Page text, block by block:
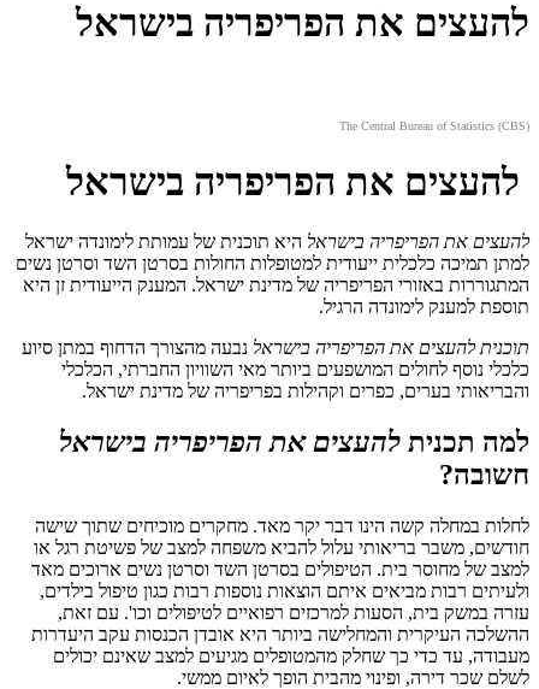
להעצים את הפריפריה בישראל
The Central Bureau of Statistics (CBS)
להעצים את הפריפריה בישראל
להעצים את הפריפריה בישראל היא תוכנית של עמותת לימונדה ישראל
למתן תמיכה כלכלית ייעודית למטופלות החולות בסרטן השד וסרטן נשים
המתגוררות באזורי הפריפריה של מדינת ישראל. המענק הייעודית זן היא
תוספת למענק לימונדה הרגיל.
תוכנית להעצים את הפריפריה בישראל נבעה מהצורך הדחוף במתן סיוע
כלכלי נוסף לחולים המושפעים ביותר מאי השוויון החברתי, הכלכלי
והבריאותי בערים, כפרים וקהילות בפריפריה של מדינת ישראל.
למה תכנית להעצים את הפריפריה בישראל
חשובה?
לחלות במחלה קשה הינו דבר יקר מאד. מחקרים מוכיחים שתוך שישה
חודשים, משבר בריאותי עלול להביא משפחה למצב של פשיטת רגל או
למצב של מחוסר בית. הטיפולים בסרטן השד וסרטן נשים ארוכים מאד
ולעיתים רבות מביאים איתם הוצאות נוספות רבות כגון טיפול בילדים,
עזרה במשק בית, הסעות למרכזים רפואיים לטיפולים וכו'. עם זאת,
ההשלכה העיקרית והמחלישה ביותר היא אובדן הכנסות עקב היעדרות
מעבודה, עד כדי כך שחלק מהמטופלים מגיעים למצב שאינם יכולים
לשלם שכר דירה, ופינוי מהבית הופך לאיום ממשי.